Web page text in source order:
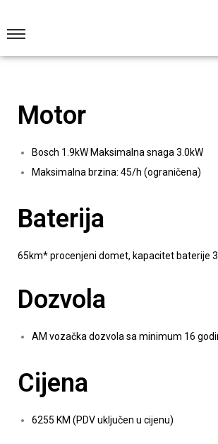
Motor
Bosch 1.9kW Maksimalna snaga 3.0kW
Maksimalna brzina: 45/h (ograničena)
Baterija
65km* procenjeni domet, kapacitet baterije
Dozvola
AM vozačka dozvola sa minimum 16
Cijena
6255 KM (PDV uključen u cijenu)